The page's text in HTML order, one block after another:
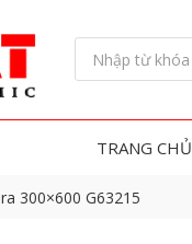
TRANG CHỦ
300×600 G63215